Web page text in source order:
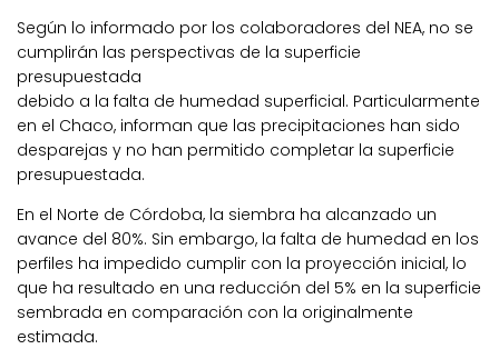
Según lo informado por los colaboradores del NEA, no se
cumplirán las perspectivas de la superficie
presupuestada
debido a la falta de humedad superficial. Particularmente
en el Chaco, informan que las precipitaciones han sido
desparejas y no han permitido completar la superficie
presupuestada.
En el Norte de Córdoba, la siembra ha alcanzado un
avance del 80%. Sin embargo, la falta de humedad en los
perfiles ha impedido cumplir con la proyección inicial, lo
que ha resultado en una reducción del 5% en la superficie
sembrada en comparación con la originalmente
estimada.